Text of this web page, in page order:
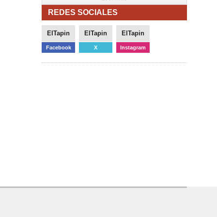
REDES SOCIALES
ElTapin
Facebook
ElTapin
X
ElTapin
Instagram